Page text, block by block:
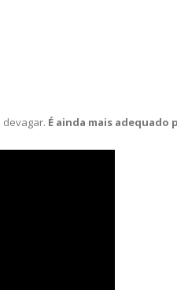
devagar. É ainda mais adequado